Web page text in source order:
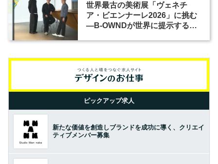
世界最古の美術展「ヴェネチ
ア・ビエンナーレ2026」に挑む
―B-OWNDが世界に提示する美
ピックアップ求人
新たな価値を創造しブランドを成功に導く、クリエイ
ティブメンバー募集